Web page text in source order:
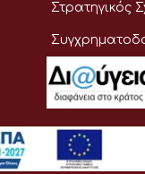
Στρατηγικός